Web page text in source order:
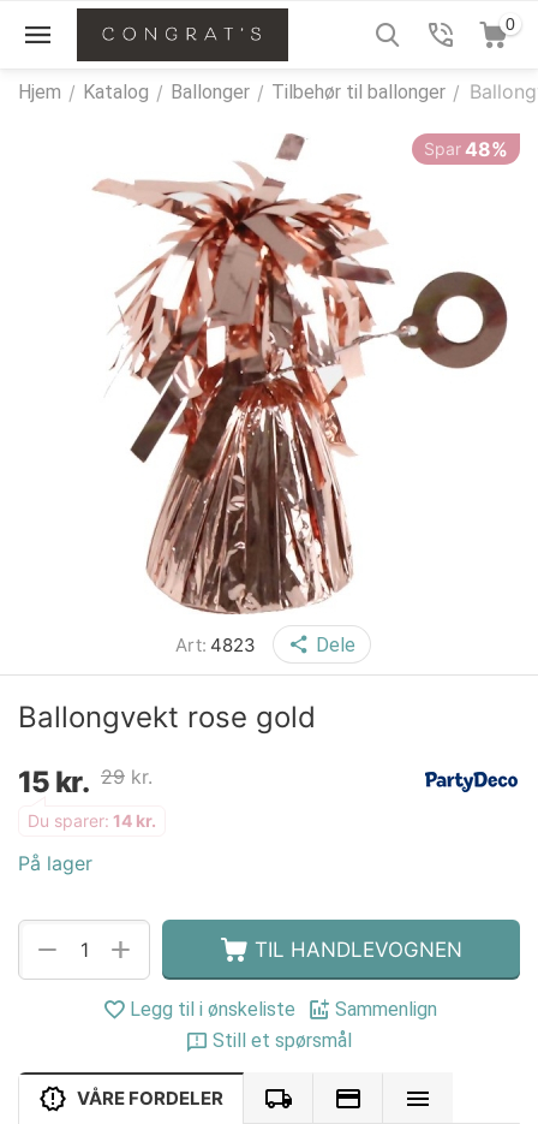
0
Hjem / Katalog / Ballonger / Tilbehør til ballonger /
Spar48%
Art: 4823 Dele
Ballongvekt rose gold
15 kr. 29 kr.
Du sparer: 14 kr.
På lager
+
− TIL HANDLEVOGNEN
Legg til i ønskeliste
Sammenlign
Still et spørsmål
VÅRE FORDELER